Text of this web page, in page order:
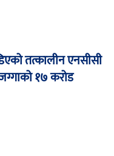
तत्कालीन एनसीसी
१७ करोड